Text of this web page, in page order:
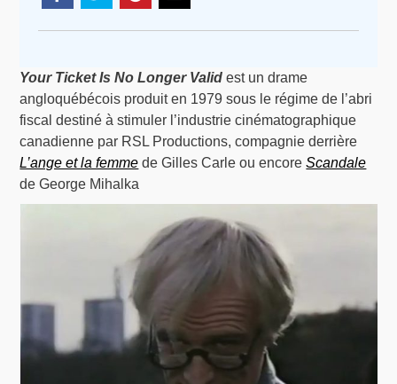
Your Ticket Is No Longer Valid est un drame
angloquébécois produit en 1979 sous le régime de l’abri
fiscal destiné à stimuler l’industrie cinématographique
canadienne par RSL Productions, compagnie derrière
L’ange et la femme de Gilles Carle ou encoreScandale
de George Mihalka